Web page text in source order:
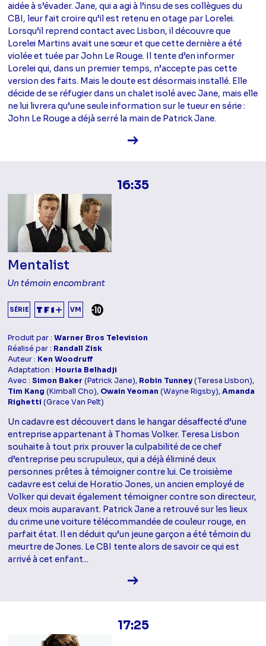
aidée à s’évader. Jane, qui a agi à l’insu de ses collègues du
CBI, leur fait croire qu’il est retenu en otage par Lorelei.
Lorsqu’il reprend contact avec Lisbon, il découvre que
Lorelei Martins avait une sœur et que cette dernière a été
violée et tuée par John Le Rouge. Il tente d’en informer
Lorelei qui, dans un premier temps, n’accepte pas cette
version des faits. Mais le doute est désormais installé. Elle
décide de se réfugier dans un chalet isolé avec Jane, mais elle
ne lui livrera qu’une seule information sur le tueur en série :
John Le Rouge a déjà serré la main de Patrick Jane.
Voir la fiche diffusion
16:35
Mentalist
Un témoin encombrant
SÉRIE VM
Produit par :Warner Bros Television
Réalisé par : Randall Zisk
Auteur : Ken Woodruff
Adaptation : Houria Belhadji
Avec :Simon Baker (Patrick Jane), Robin Tunney(Teresa Lisbon),
Tim Kang (Kimball Cho), Owain Yeoman (Wayne Rigsby),Amanda
Righetti (Grace Van Pelt)
Un cadavre est découvert dans le hangar désaffecté d’une
entreprise appartenant à Thomas Volker. Teresa Lisbon
souhaite à tout prix prouver la culpabilité de ce chef
d’entreprise peu scrupuleux, qui a déjà éliminé deux
personnes prêtes à témoigner contre lui. Ce troisième
cadavre est celui de Horatio Jones, un ancien employé de
Volker qui devait également témoigner contre son directeur,
deux mois auparavant. Patrick Jane a retrouvé sur les lieux
du crime une voiture télécommandée de couleur rouge, en
parfait état. Il en déduit qu’un jeune garçon a été témoin du
meurtre de Jones. Le CBI tente alors de savoir ce qui est
arrivé à cet enfant...
Voir la fiche diffusion
17:25